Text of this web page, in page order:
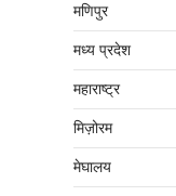
मणिपुर
मध्‍य प्रदेश
महाराष्‍ट्र
मिज़ोरम
मेघालय